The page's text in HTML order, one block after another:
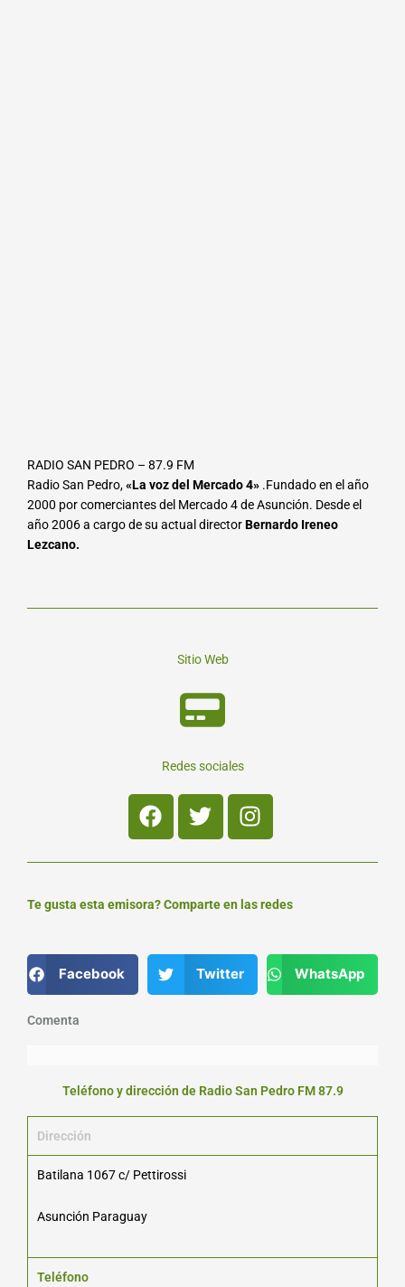
RADIO SAN PEDRO – 87.9 FM
Radio San Pedro,«La voz del Mercado 4» .Fundado en el año
2000 por comerciantes del Mercado 4 de Asunción. Desde el
año 2006 a cargo de su actual directorBernardo Ireneo
Lezcano.
Sitio Web
Redes sociales
Facebook
TwitterInstagram
Te gusta esta emisora? Comparte en las redes
Facebook Twitter WhatsApp
Comenta
Teléfono y dirección de Radio San Pedro FM 87.9
Dirección
Batilana 1067 c/ Pettirossi
Asunción Paraguay
Teléfono